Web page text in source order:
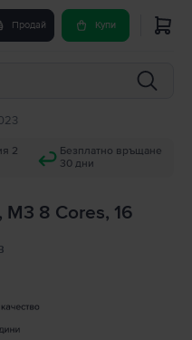
Продай Купи
2
Безплатно връщане
30 дни
M3 8 Cores, 16